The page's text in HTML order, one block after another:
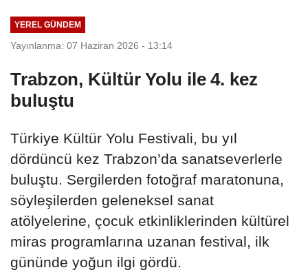
YEREL GÜNDEM
Yayınlanma: 07 Haziran 2026 - 13:14
Trabzon, Kültür Yolu ile 4. kez
buluştu
Türkiye Kültür Yolu Festivali, bu yıl
dördüncü kez Trabzon’da sanatseverlerle
buluştu. Sergilerden fotoğraf maratonuna,
söyleşilerden geleneksel sanat
atölyelerine, çocuk etkinliklerinden kültürel
miras programlarına uzanan festival, ilk
gününde yoğun ilgi gördü.